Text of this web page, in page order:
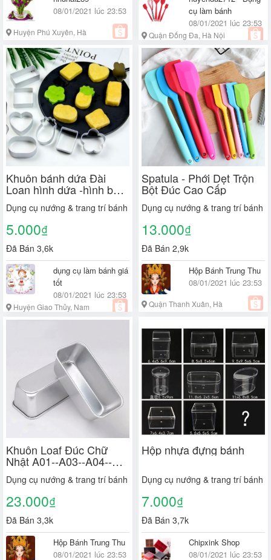
08/01/2021 lúc 23:53
Huyện Phú Xuyên, Hà
cụ làm bánh
08/01/2021 lúc 23:53
Quận Đống Đa, Hà Nội
Khuôn bánh dứa Đài
Loan hình dứa -hình ban
mai
Dụng cụ nướng & trang trí bánh
5.000₫
Đã Bán 3,6k
dụng cụ làm bánh giá
tốt
08/01/2021 lúc 23:53
Huyện Giao Thủy, Nam
Định
Spatula - Phới Dẹt Trộn
Bột Đúc Cao Cấp
Dụng cụ nướng & trang trí bánh
13.000₫
Đã Bán 2,9k
Hộp Bánh Trung Thu
08/01/2021 lúc 23:53
Quận Thanh Xuân, Hà
Khuôn Loaf Đúc Chữ
Nhật A01--A03--A04--
A05
Dụng cụ nướng & trang trí bánh
23.000₫
Đã Bán 3,3k
Hộp Bánh Trung Thu
08/01/2021 lúc 23:53
Hộp nhựa đựng bánh
Dụng cụ nướng & trang trí bánh
7.000₫
Đã Bán 3,7k
Chipxink Shop
08/01/2021 lúc 23:53